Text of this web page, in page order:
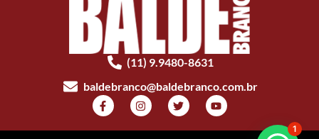
(11) 9.9480-8631
baldebranco@baldebranco.com.br
1